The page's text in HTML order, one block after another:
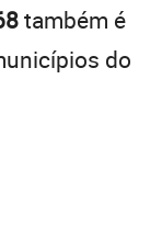
também é
do